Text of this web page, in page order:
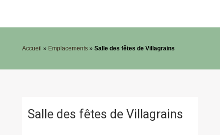
Accueil » Emplacements» Salle des fêtes de Villagrains
Salle des fêtes de Villagrains